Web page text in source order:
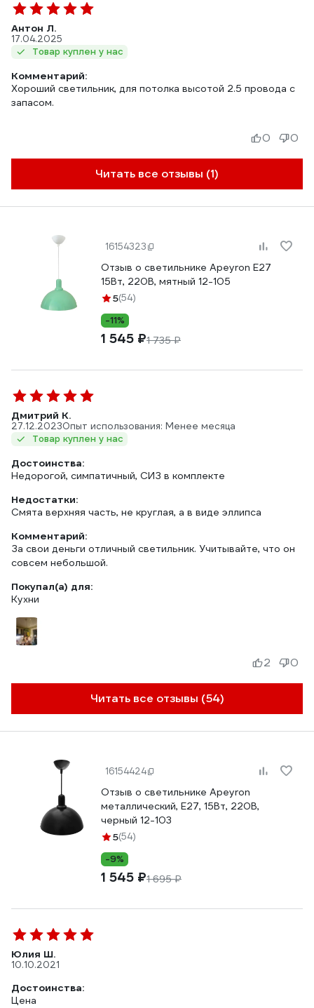
Антон Л.
17.04.2025
Товар куплен у нас
Комментарий:
Хороший светильник, для потолка высотой 2.5 провода с
запасом.
Читать все отзывы (1)
0 0
16154323
Отзыв о светильнике Apeyron Е27
15Вт, 220В, мятный 12-105
5(54)
-11%
1 545 ₽1 735 ₽
Дмитрий К.
27.12.2023Опыт использования: Менее месяца
Товар куплен у нас
Достоинства:
Недорогой, симпатичный, СИЗ в комплекте
Недостатки:
Смята верхняя часть, не круглая, а в виде эллипса
Комментарий:
За свои деньги отличный светильник. Учитывайте, что он
совсем небольшой.
Покупал(а) для:
Кухни
Читать все отзывы (54)
2 0
16154424
Отзыв о светильнике Apeyron
металлический, Е27, 15Вт, 220В,
черный 12-103
5(54)
-9%
1 545 ₽1 695 ₽
Юлия Ш.
10.10.2021
Достоинства:
Цена